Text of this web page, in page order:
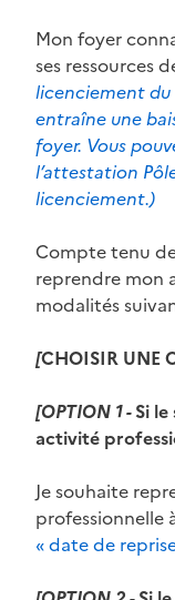
Mon foyer
ses ressources
licenciement du
entraîne une
foyer. Vous
l’attestation
licenciement.)
Compte tenu
reprendre mon
modalités
[CHOISIR UNE
[OPTION 1 -Si
activité
Je souhaite
professionnelle
« date de